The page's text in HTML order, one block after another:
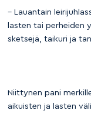
– Lauantain
lasten tai perheiden
sketsejä, taikuri ja
Niittynen pani
aikuisten ja lasten